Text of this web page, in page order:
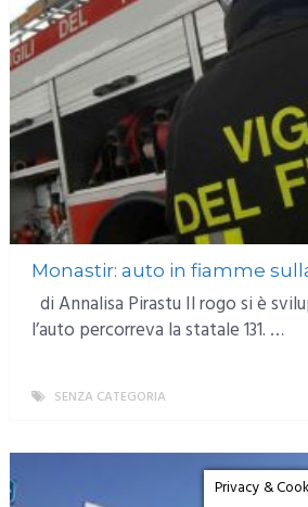
Monastir: auto in fiamme sulla
di Annalisa Pirastu Il rogo si è
l’auto percorreva la statale 131. …
SENZA CATEGORIA
Privacy &